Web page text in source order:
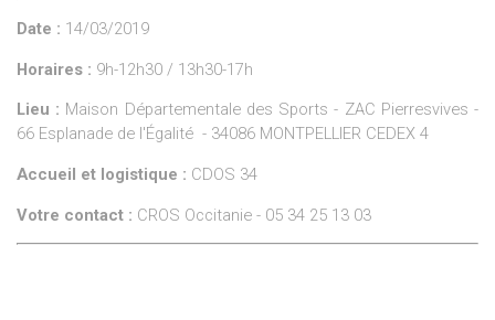
Date : 14/03/2019
Horaires : 9h-12h30 / 13h30-17h
Lieu : Maison Départementale des Sports - ZAC Pierresvives -
66 Esplanade de l'Égalité - 34086 MONTPELLIER CEDEX 4
Accueil et logistique : CDOS 34
Votre contact : CROS Occitanie - 05 34 25 13 03